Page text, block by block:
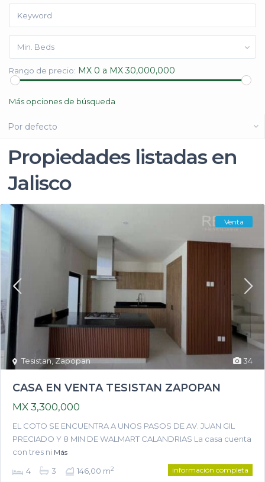
Min. Beds
Rango de precio: MX 0 a MX 30,000,000
Más opciones de búsqueda
Por defecto
Propiedades listadas en
Jalisco
34
Tesistan,Zapopan
Venta
CASA EN VENTA TESISTAN ZAPOPAN
MX 3,300,000
EL COTO SE ENCUENTRA A UNOS PASOS DE AV. JUAN GIL
PRECIADO Y 8 MIN DE WALMART CALANDRIAS La casa cuenta
con tres ni Más
4 3 146,00 m2 información completa